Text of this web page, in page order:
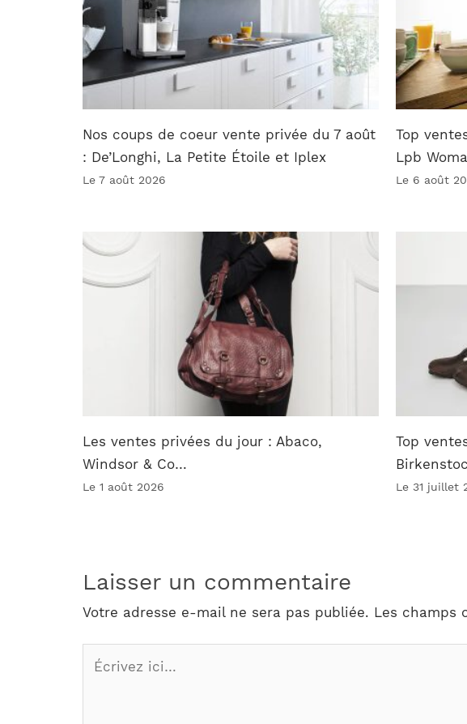
Nos coups de coeur vente privée du 7 août
: De’Longhi, La Petite Étoile et Iplex
Le 7 août 2026
Top
Lpb
Le 6 août
Les ventes privées du jour : Abaco,
Windsor & Co…
Le 1 août 2026
Top
Le 31 juillet
Laisser un commentaire
Votre adresse e-mail ne sera pas publiée. Les champs
Écrivez